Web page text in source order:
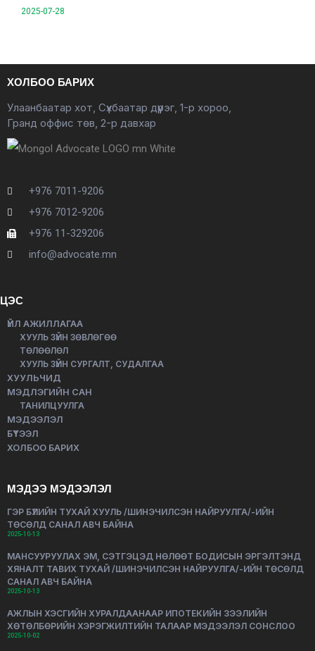
2025-07-28
ХОЛБОО БАРИХ
Улаанбаатар хот, Сүхбаатар дүүрэг, 1-р хороо,
Гранд оффис төв, 2-р давхар
+976 7011-9206
+976 7012-9206
+976 11-329206
info@advocate.mn
ЦЭС
ҮЙЛ АЖИЛЛАГАА
ХУУЛЬ ЗҮЙН ЗӨВЛӨГӨӨ
ТӨЛӨӨЛӨЛ
ХУУЛЬ ЗҮЙН СУРГАЛТ, СУДАЛГАА
ХУУЛЬЧИД
МЭДЛЭГИЙН САН
ТАНИЛЦУУЛГА
МЭДЭЭЛЭЛ
БҮТЭЭЛ
ХОЛБОО БАРИХ
МЭДЭЭ МЭДЭЭЛЭЛ
ГЭР БҮЛИЙН ТУХАЙ ХУУЛЬ /ШИНЭЧИЛСЭН НАЙРУУЛГА/-ИЙН
ТӨСӨЛД САНАЛ АВЧ БАЙНА
2025-10-13
МАНСУУРУУЛАХ ЭМ, СЭТГЭЦЭД НӨЛӨӨТ БОДИСЫН ЭРГЭЛТЭНД
ХЯНАЛТ ТАВИХ ТУХАЙ /ШИНЭЧИЛСЭН НАЙРУУЛГА/-ИЙН ТӨСӨЛД
САНАЛ АВЧ БАЙНА
2025-10-13
АЖЛЫН ХЭСГИЙН ХУРАЛДААНААР ИПОТЕКИЙН ЗЭЭЛИЙН
ХӨТӨЛБӨРИЙН ХЭРЭГЖИЛТИЙН ТАЛААР МЭДЭЭЛЭЛ СОНСЛОО
2025-10-02